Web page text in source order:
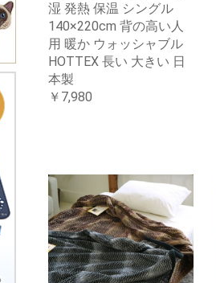
湿 発熱 保温 シングル
140×220cm 背の高い人
用 暖か ウォッシャブル
HOTTEX 長い 大きい 日
本製
￥7,980